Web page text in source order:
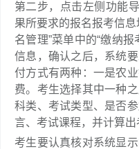
第二步，点击左侧功能
果所要求的报名报考信
名管理”菜单中的“缴纳
信息，确认之后，系统
付方式有两种：一是农
费。考生选择其中一种
科类、考试类型、是否
言、考试课程，并计算出
考生要认真核对系统显